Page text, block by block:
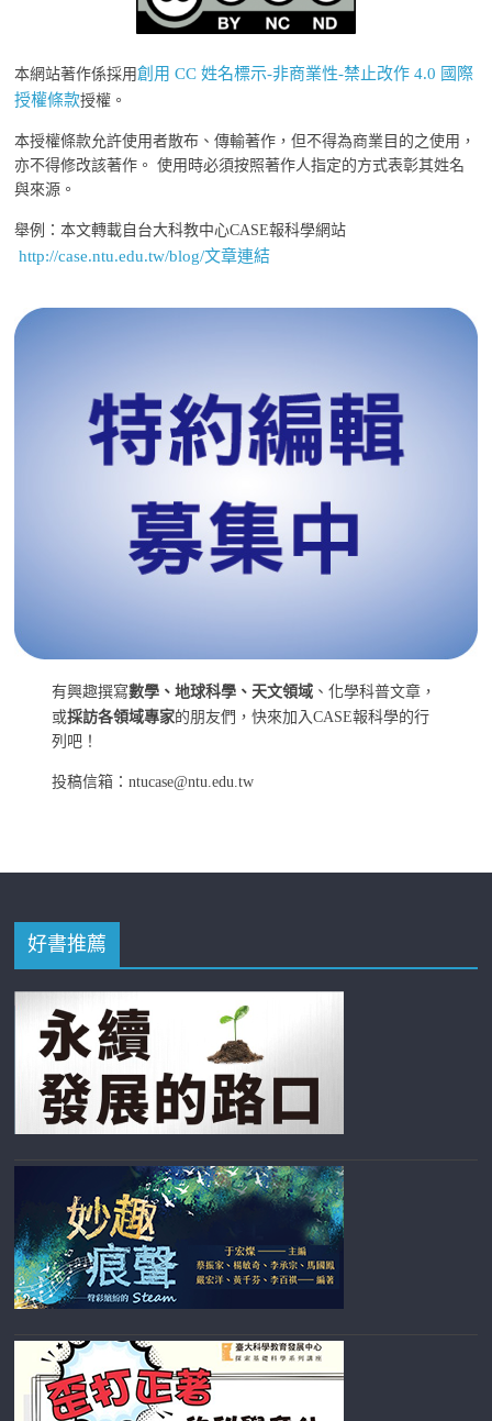
本網站著作係採用創用 CC 姓名標示-非商業性-禁止改作 4.0 國際
授權條款授權。
本授權條款允許使用者散布、傳輸著作，但不得為商業目的之使用，
亦不得修改該著作。 使用時必須按照著作人指定的方式表彰其姓名
與來源。
舉例：本文轉載自台大科教中心CASE報科學網站
http://case.ntu.edu.tw/blog/文章連結
有興趣撰寫數學、地球科學、天文領域 、化學科普文章，
或採訪各領域專家的朋友們，快來加入CASE報科學的行
列吧！
投稿信箱：ntucase@ntu.edu.tw
好書推薦